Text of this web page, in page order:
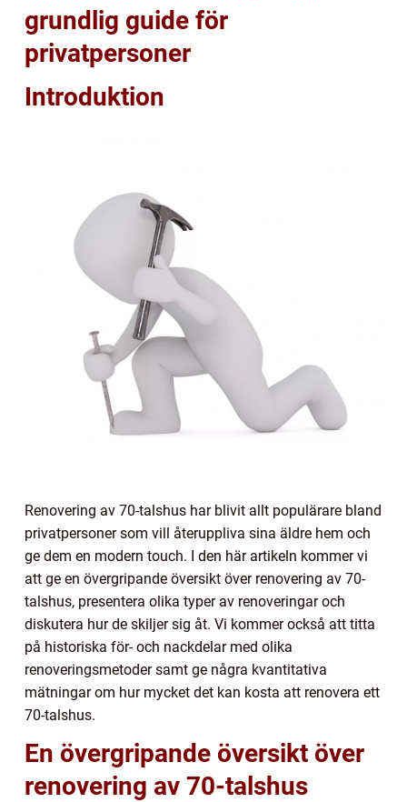
grundlig guide för
privatpersoner
Introduktion
Renovering av 70-talshus har blivit allt populärare bland
privatpersoner som vill återuppliva sina äldre hem och
ge dem en modern touch. I den här artikeln kommer vi
att ge en övergripande översikt över renovering av 70-
talshus, presentera olika typer av renoveringar och
diskutera hur de skiljer sig åt. Vi kommer också att titta
på historiska för- och nackdelar med olika
renoveringsmetoder samt ge några kvantitativa
mätningar om hur mycket det kan kosta att renovera ett
70-talshus.
En övergripande översikt över
renovering av 70-talshus